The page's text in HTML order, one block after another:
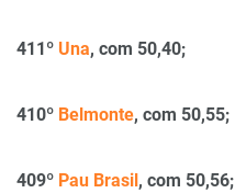
411º Una, com 50,40;
410º Belmonte, com 50,55;
409º Pau Brasil, com 50,56;